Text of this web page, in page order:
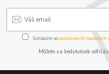
Súhlasím sospracovaním osobných
Môžete sa kedykoľvek